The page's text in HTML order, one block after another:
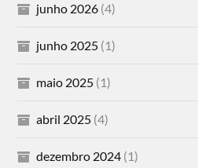
junho 2026 (4)
junho 2025 (1)
maio 2025 (1)
abril 2025 (4)
dezembro 2024 (1)